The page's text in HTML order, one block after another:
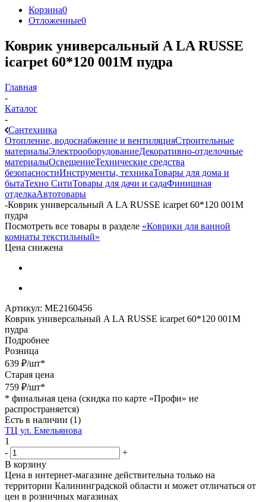
Корзина0
Отложенные0
Коврик универсальный A LA RUSSE
icarpet 60*120 001М пудра
Главная
-
Каталог
-
Сантехника
Отопление, водоснабжение и вентиляцияСтроительные
материалыЭлектрооборудованиеДекоративно-отделочные
материалыОсвещениеТехнические средства
безопасностиИнструменты, техникаТовары для дома и
бытаТехно СитиТовары для дачи и садаФинишная
отделкаАвтотовары
-Коврик универсальный A LA RUSSE icarpet 60*120 001М
пудра
Посмотреть все товары в разделе «Коврики для ванной
комнаты текстильный»
Цена снижена
Артикул: МЕ2160456
Коврик универсальный A LA RUSSE icarpet 60*120 001М
пудра
Подробнее
Розница
639 ₽/шт*
Старая цена
759 ₽/шт*
* финальная цена (скидка по карте «Профи» не
распространяется)
Есть в наличии (1)
ТЦ ул. Емельянова
1
-
+
В корзину
Цена в интернет-магазине действительна только на
территории Калининградской области и может отличаться от
цен в розничных магазинах